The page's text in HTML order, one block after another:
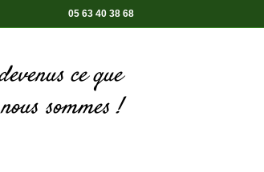
05 63 40 38 68
ce que
nous sommes !